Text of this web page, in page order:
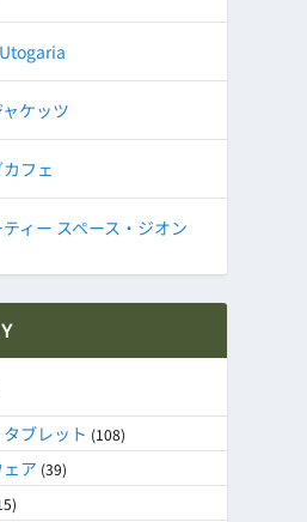
ケッツ
フェ
ィー スペース・ジオン
ブレット (108)
ア (39)